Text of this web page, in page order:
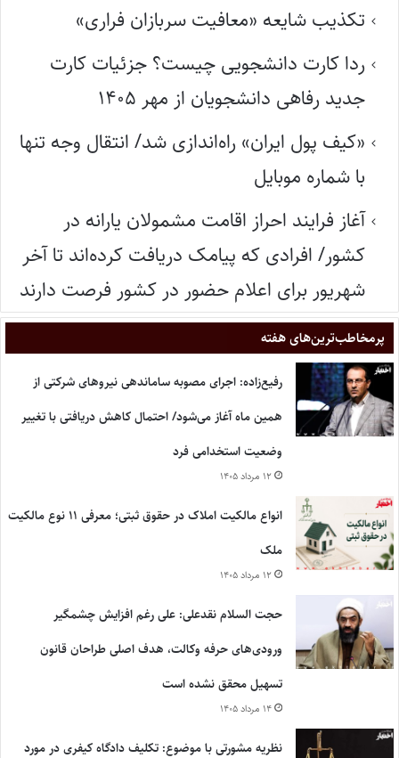
تکذیب شایعه «معافیت سربازان فراری»
ردا کارت دانشجویی چیست؟ جزئیات کارت
جدید رفاهی دانشجویان از مهر ۱۴۰۵
«کیف پول ایران» راه‌اندازی شد/ انتقال وجه تنها
با شماره موبایل
آغاز فرایند احراز اقامت مشمولان یارانه در
کشور/ افرادی که پیامک دریافت کرده‌اند تا آخر
شهریور برای اعلام حضور در کشور فرصت دارند
پر‌مخاطب‌ترین‌های هفته
رفیع‌زاده: اجرای مصوبه ساماندهی نیروهای شرکتی از
همین ماه آغاز می‌شود/ احتمال کاهش دریافتی با تغییر
وضعیت استخدامی فرد
۱۲ مرداد ۱۴۰۵
انواع مالکیت املاک در حقوق ثبتی؛ معرفی ۱۱ نوع مالکیت
ملک
۱۲ مرداد ۱۴۰۵
حجت السلام نقدعلی: علی رغم افزایش چشمگیر
ورودی‌های حرفه وکالت، هدف اصلی طراحان قانون
تسهیل محقق نشده است
۱۴ مرداد ۱۴۰۵
نظریه مشورتی با موضوع: تکلیف دادگاه کیفری در مورد